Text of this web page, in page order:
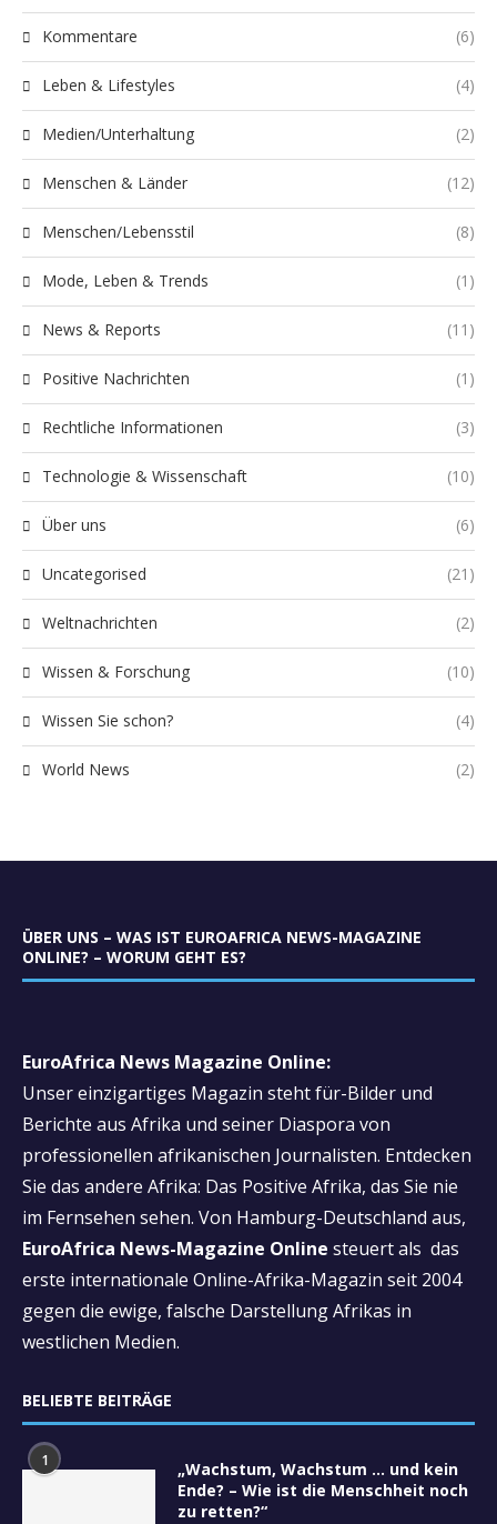
Kommentare (6)
Leben & Lifestyles (4)
Medien/Unterhaltung (2)
Menschen & Länder (12)
Menschen/Lebensstil (8)
Mode, Leben & Trends (1)
News & Reports (11)
Positive Nachrichten (1)
Rechtliche Informationen (3)
Technologie & Wissenschaft (10)
Über uns (6)
Uncategorised (21)
Weltnachrichten (2)
Wissen & Forschung (10)
Wissen Sie schon? (4)
World News (2)
ÜBER UNS – WAS IST EUROAFRICA NEWS-MAGAZINE
ONLINE? – WORUM GEHT ES?
EuroAfrica News Magazine Online:
Unser einzigartiges Magazin steht für-Bilder und
Berichte aus Afrika und seiner Diaspora von
professionellen afrikanischen Journalisten. Entdecken
Sie das andere Afrika: Das Positive Afrika, das Sie nie
im Fernsehen sehen. Von Hamburg-Deutschland aus,
EuroAfrica News-Magazine Online steuert als das
erste internationale Online-Afrika-Magazin seit 2004
gegen die ewige, falsche Darstellung Afrikas in
westlichen Medien.
BELIEBTE BEITRÄGE
1
„Wachstum, Wachstum … und kein
Ende? – Wie ist die Menschheit noch
zu retten?“